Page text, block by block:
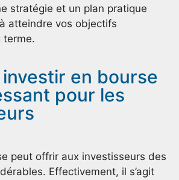
stratégie et un plan pratique
atteindre vos objectifs
terme.
en bourse
pour les
peut offrir aux investisseurs des
Effectivement, il s’agit